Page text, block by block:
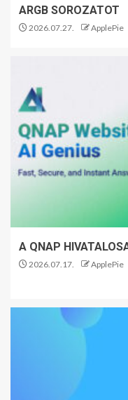
ARGB SOROZATOT
2026.07.27. ApplePie
A QNAP
2026.07.17. ApplePie